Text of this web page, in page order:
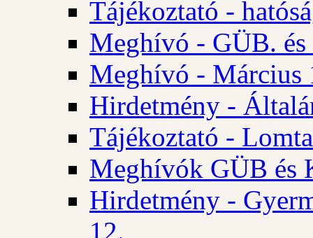
Tájékoztató -
Meghívó - GÜB.
Meghívó - Március
Hirdetmény -
Tájékoztató -
Meghívók GÜB és
Hirdetmény -
12.